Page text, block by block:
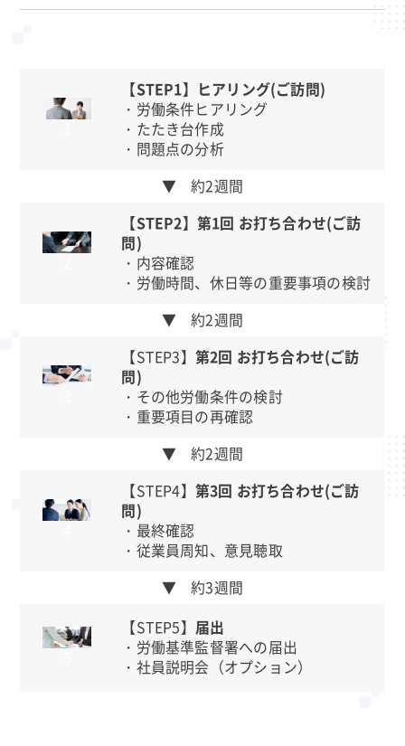
【STEP1】ヒアリング(ご訪問)
・労働条件ヒアリング
・たたき台作成
・問題点の分析
▼ 約2週間
【STEP2】第1回 お打ち合わせ(ご訪
問)
・内容確認
・労働時間、休日等の重要事項の検討
▼ 約2週間
【STEP3】 第2回 お打ち合わせ(ご訪
問)
・その他労働条件の検討
・重要項目の再確認
▼ 約2週間
【STEP4】 第3回 お打ち合わせ(ご訪
問)
・最終確認
・従業員周知、意見聴取
▼ 約3週間
【STEP5】 届出
・労働基準監督署への届出
・社員説明会（オプション）